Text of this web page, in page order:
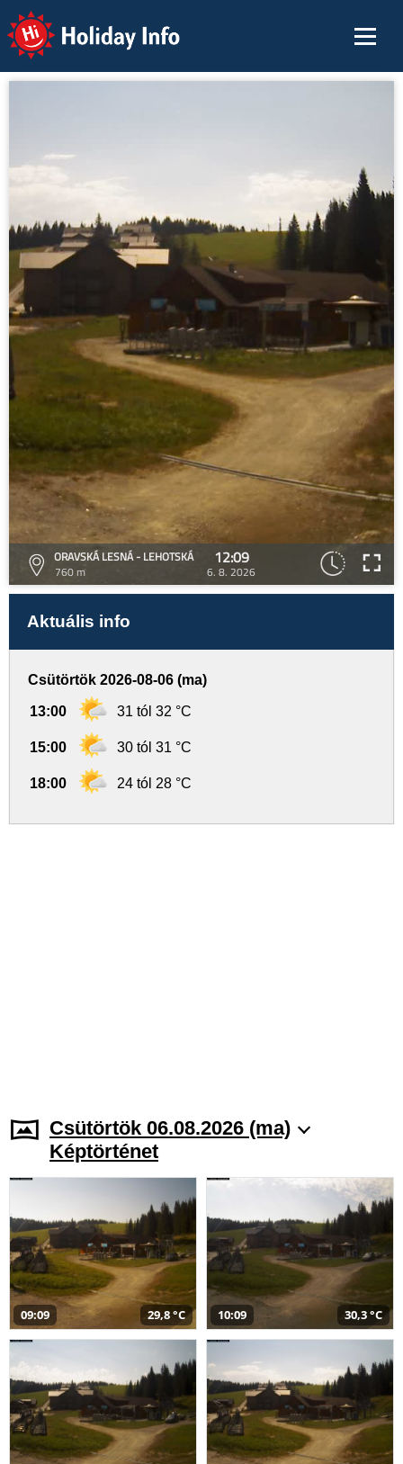
Holiday Info
ORAVSKÁ LESNÁ - LEHOTSKÁ
760 m
12:09
6. 8. 2026
Aktuális info
Csütörtök 2026-08-06 (ma)
13:00 31 tól 32 °C
15:00 30 tól 31 °C
18:00 24 tól 28 °C
Csütörtök 06.08.2026 (ma)
Képtörténet
09:09 29,8 °C 10:09 30,3 °C